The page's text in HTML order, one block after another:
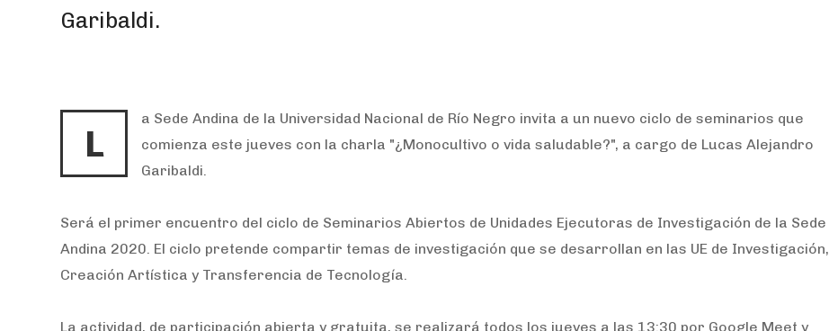
Garibaldi.
L
a Sede Andina de la Universidad Nacional de Río Negro invita a un nuevo ciclo de seminarios que
comienza este jueves con la charla "¿Monocultivo o vida saludable?", a cargo de Lucas Alejandro
Garibaldi.
Será el primer encuentro del ciclo de Seminarios Abiertos de Unidades Ejecutoras de Investigación de la Sede
Andina 2020. El ciclo pretende compartir temas de investigación que se desarrollan en las UE de Investigación,
Creación Artística y Transferencia de Tecnología.
La actividad, de participación abierta y gratuita, se realizará todos los jueves a las 13:30 por Google Meet y